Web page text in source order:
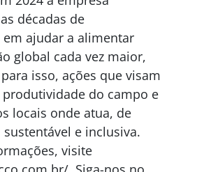
décadas de
ajudar a alimentar
global cada vez maior,
isso, ações que visam
do campo e
locais onde atua, de
e inclusiva.
visite